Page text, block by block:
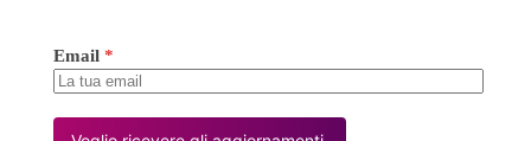
Email *